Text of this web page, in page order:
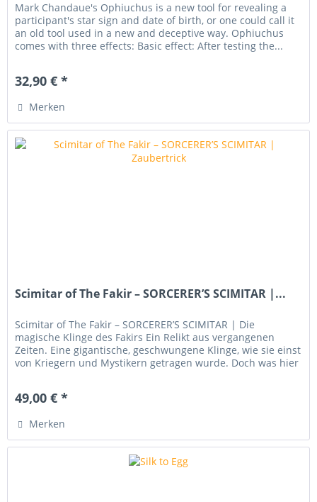
Mark Chandaue's Ophiuchus is a new tool for revealing a
participant's star sign and date of birth, or one could call it
an old tool used in a new and deceptive way. Ophiuchus
comes with three effects: Basic effect: After testing the...
32,90 € *
Merken
Scimitar of The Fakir – SORCERER’S SCIMITAR |...
Scimitar of The Fakir – SORCERER’S SCIMITAR | Die
magische Klinge des Fakirs Ein Relikt aus vergangenen
Zeiten. Eine gigantische, geschwungene Klinge, wie sie einst
von Kriegern und Mystikern getragen wurde. Doch was hier
49,00 € *
Merken